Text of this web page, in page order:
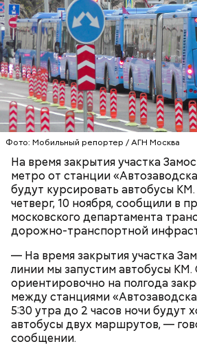
Фото: Мобильный репортер / АГН Москва
На время закрытия участка
метро от станции
будут курсировать автобусы
четверг, 10 ноября, сообщили в
московского департамента
дорожно-транспортной
— На время закрытия участка
линии мы запустим автобусы КМ.
ориентировочно на полгода
между станциями
5:30 утра до 2 часов ночи будут
автобусы двух маршрутов, —
сообщении.
Московский зоопарк
гектара в самом центре Москвы
площади занимает пятое место в
зоопарков Ярославля, Ростова-
Новосибирска и Красноярска.
— Не люблю, когда велосипеды
оставляют. Иногда пытаешься
входа велосипед. И ты просишь:
там же ведь специальные
велосипедов. Но без толку: на
— Рюкзаки необходимо снимать!
— заявила Ирина Васильевна, 60